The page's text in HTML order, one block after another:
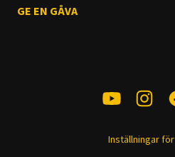
GE EN GÅVA
Inställningar